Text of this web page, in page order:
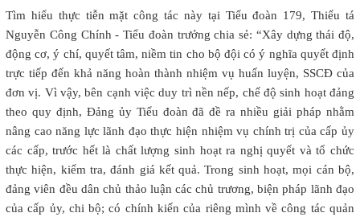
Tìm hiểu thực tiễn mặt công tác này tại Tiểu đoàn 179, Thiếu tá
Nguyễn Công Chính - Tiểu đoàn trưởng chia sẻ: “Xây dựng thái độ,
động cơ, ý chí, quyết tâm, niềm tin cho bộ đội có ý nghĩa quyết định
trực tiếp đến khả năng hoàn thành nhiệm vụ huấn luyện, SSCĐ của
đơn vị. Vì vậy, bên cạnh việc duy trì nền nếp, chế độ sinh hoạt đảng
theo quy định, Đảng ủy Tiểu đoàn đã đề ra nhiều giải pháp nhằm
nâng cao năng lực lãnh đạo thực hiện nhiệm vụ chính trị của cấp ủy
các cấp, trước hết là chất lượng sinh hoạt ra nghị quyết và tổ chức
thực hiện, kiểm tra, đánh giá kết quả. Trong sinh hoạt, mọi cán bộ,
đảng viên đều dân chủ thảo luận các chủ trương, biện pháp lãnh đạo
của cấp ủy, chi bộ; có chính kiến của riêng mình về công tác quản